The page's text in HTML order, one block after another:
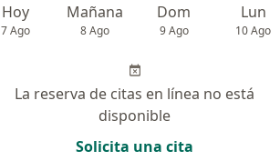
Hoy
7 Ago
Mañana
8 Ago
Dom
9 Ago
Lun
10 Ago
La reserva de citas en línea no está
disponible
Solicita una cita